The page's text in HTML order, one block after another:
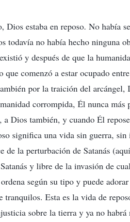
Dios estaba en reposo. No había
todavía no había hecho ninguna
y después de que la
que comenzó a estar ocupado
por la traición del arcángel,
corrompida, Él nunca
a Dios también, y cuando Él
significa una vida sin guerra,
de la perturbación de Satanás
y libre de la invasión de
según su tipo y puede
tranquilos. Esta es la vida de
sobre la tierra y ya no